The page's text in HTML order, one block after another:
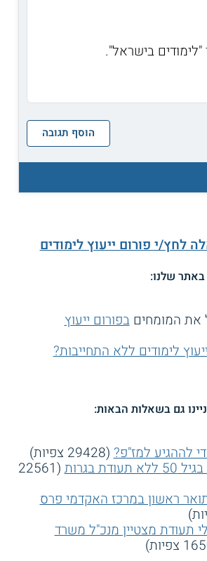
בישראל".
הוסף תגובה
לחץ/י פורום ייעוץ לימודים
שלנו:
את המומחיםבפורום ייעוץ
ייעוץ לימודים ללא התחייבות?
גם בשאלות הבאות:
לההגיע למז"פ? (29428 צפיות)
בגרות (22561
ראשון במרכז האקדמי פרס
תעודת מצטיין מנכ"ל משרד